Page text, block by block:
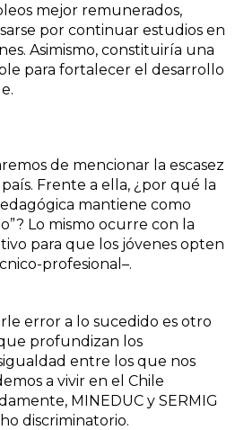
mejor remunerados,
por continuar estudios en
Asimismo, constituiría una
para fortalecer el desarrollo
de mencionar la escasez
Frente a ella, ¿por qué la
mantiene como
Lo mismo ocurre con la
para que los jóvenes opten
profesional–.
error a lo sucedido es otro
profundizan los
entre los que nos
a vivir en el Chile
MINEDUC y SERMIG
discriminatorio.